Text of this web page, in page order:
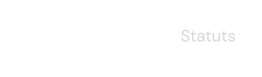
Statuts